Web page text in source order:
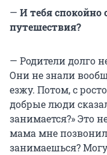
— И тебя спокойно
путешествия?
— Родители долго
Они не знали
езжу. Потом, с
добрые люди
занимается?» Это
мама мне
занимаешься?